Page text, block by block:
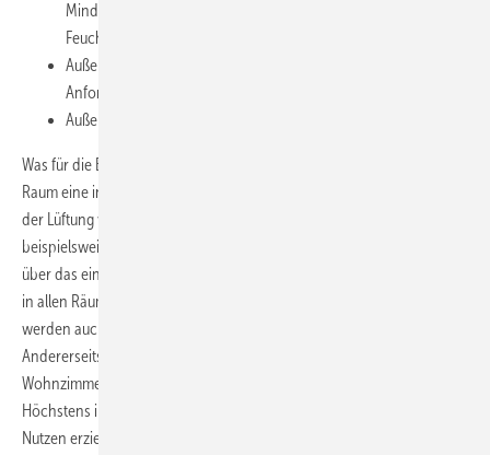
Mindestanforderungen bei reduzierten Stoff- und
Feuchtelasten
Außenluftvolumenstrom zur Sicherstellung der hygienischen
Anforderungen bei geplanter Nutzung der Wohnung
Außenluftvolumenstrom zum Abbau von Lastspitzen
Was für die Beheizung jedoch selbstverständlich ist – dass in jedem
Raum eine individuelle Temperatur geregelt werden kann – wird bei
der Lüftung von Wohnungen bisher nicht realisiert. Wird
beispielsweise die Partytaste am Lüftungsgerät betätigt, erhöht sich
über das einmal fest einregulierte Lüftungssystem der Volumenstrom
in allen Räumen. Obwohl die Party im Wohnzimmer stattfindet,
werden auch die Kinder- und die Schlafzimmer stärker gelüftet.
Andererseits: Wenn die Familie schläft, warum sollte dann das
Wohnzimmer entsprechend der geplanten Nutzung gelüftet werden?
Höchstens im Sommer lässt sich über eine Nachtauskühlung ein
Nutzen erzielen. Doch unterm Strich wird mit der bisher üblichen